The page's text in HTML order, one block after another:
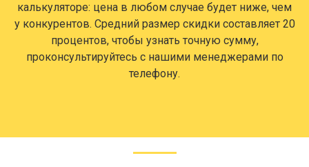
калькуляторе: цена в любом случае будет ниже, чем
у конкурентов. Средний размер скидки составляет 20
процентов, чтобы узнать точную сумму,
проконсультируйтесь с нашими менеджерами по
телефону.